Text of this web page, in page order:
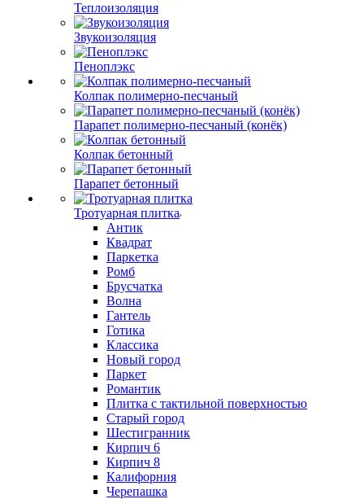
Теплоизоляция
Звукоизоляция
Пеноплэкс
Колпак полимерно-песчаный
Парапет полимерно-песчаный (конёк)
Колпак бетонный
Парапет бетонный
Тротуарная плитка
Антик
Квадрат
Паркетка
Ромб
Брусчатка
Волна
Гантель
Готика
Классика
Новый город
Паркет
Романтик
Плитка с тактильной поверхностью
Старый город
Шестигранник
Кирпич 6
Кирпич 8
Калифорния
Черепашка